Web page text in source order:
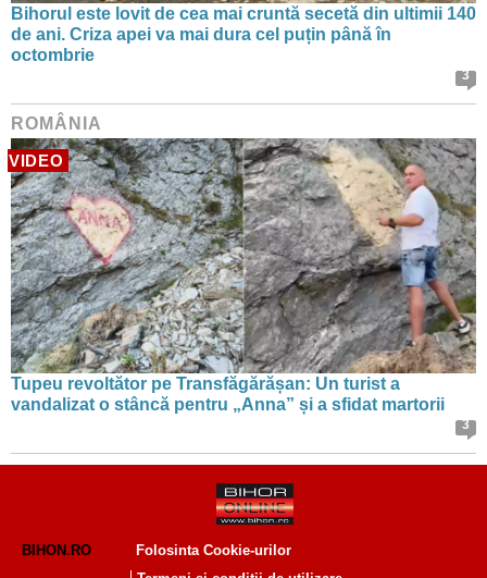
Bihorul este lovit de cea mai cruntă secetă din ultimii 140
de ani. Criza apei va mai dura cel puțin până în
octombrie
3
ROMÂNIA
VIDEO
Tupeu revoltător pe Transfăgărășan: Un turist a
vandalizat o stâncă pentru „Anna” și a sfidat martorii
3
BIHON.RO
Folosinta Cookie-urilor